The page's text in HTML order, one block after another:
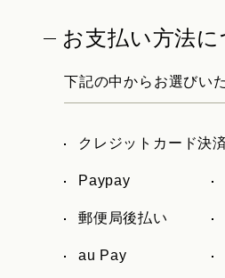
お支払い方法に
下記の中からお選びい
クレジットカード決済
Paypay
郵便局後払い
au Pay